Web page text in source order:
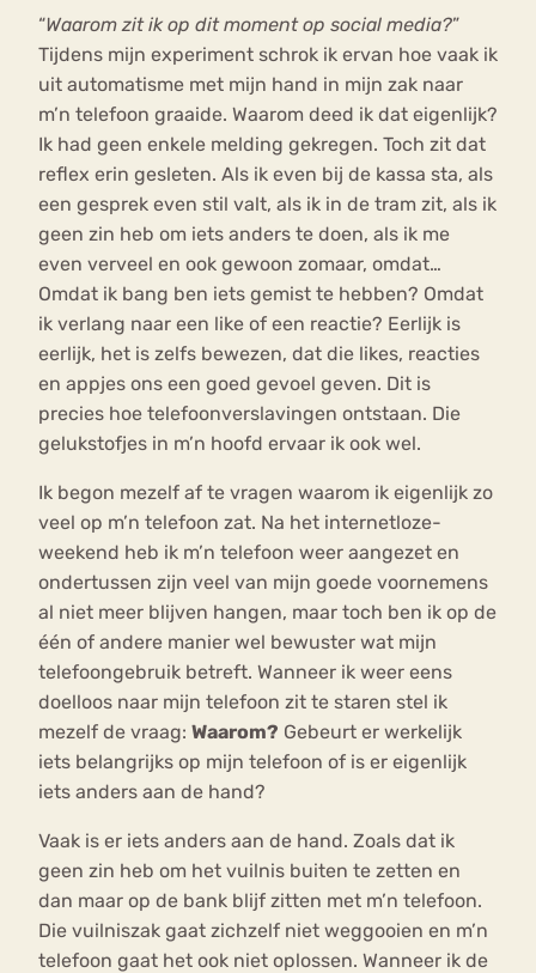
“Waarom zit ik op dit moment op social media?”
Tijdens mijn experiment schrok ik ervan hoe vaak ik
uit automatisme met mijn hand in mijn zak naar
m’n telefoon graaide. Waarom deed ik dat eigenlijk?
Ik had geen enkele melding gekregen. Toch zit dat
reflex erin gesleten. Als ik even bij de kassa sta, als
een gesprek even stil valt, als ik in de tram zit, als ik
geen zin heb om iets anders te doen, als ik me
even verveel en ook gewoon zomaar, omdat…
Omdat ik bang ben iets gemist te hebben? Omdat
ik verlang naar een like of een reactie? Eerlijk is
eerlijk, het is zelfs bewezen, dat die likes, reacties
en appjes ons een goed gevoel geven. Dit is
precies hoe telefoonverslavingen ontstaan. Die
gelukstofjes in m’n hoofd ervaar ik ook wel.
Ik begon mezelf af te vragen waarom ik eigenlijk zo
veel op m’n telefoon zat. Na het internetloze-
weekend heb ik m’n telefoon weer aangezet en
ondertussen zijn veel van mijn goede voornemens
al niet meer blijven hangen, maar toch ben ik op de
één of andere manier wel bewuster wat mijn
telefoongebruik betreft. Wanneer ik weer eens
doelloos naar mijn telefoon zit te staren stel ik
mezelf de vraag: Waarom? Gebeurt er werkelijk
iets belangrijks op mijn telefoon of is er eigenlijk
iets anders aan de hand?
Vaak is er iets anders aan de hand. Zoals dat ik
geen zin heb om het vuilnis buiten te zetten en
dan maar op de bank blijf zitten met m’n telefoon.
Die vuilniszak gaat zichzelf niet weggooien en m’n
telefoon gaat het ook niet oplossen. Wanneer ik de